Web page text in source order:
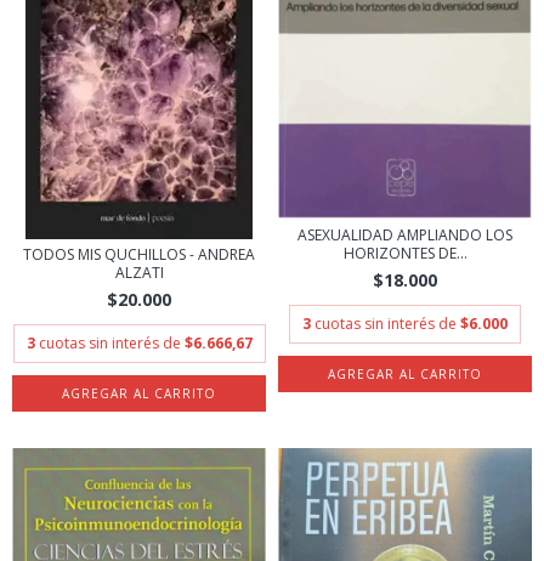
TODOS MIS QUCHILLOS - ANDREA
ALZATI
$20.000
3 cuotas sin interés de $6.666,67
ASEXUALIDAD AMPLIANDO LOS
HORIZONTES DE...
$18.000
3 cuotas sin interés de $6.000